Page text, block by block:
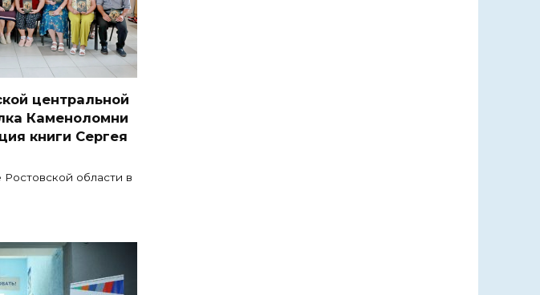
центральной
Каменоломни
книги Сергея
области в